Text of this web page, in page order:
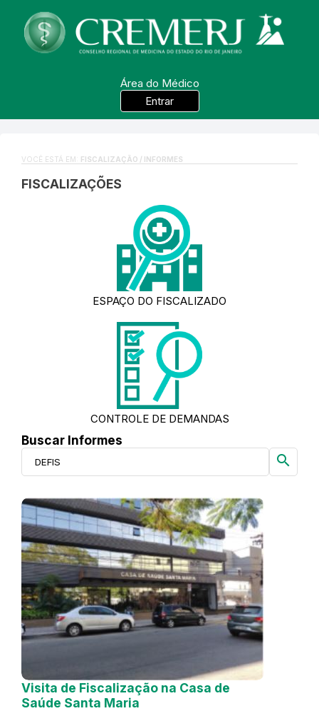
Área do Médico
Entrar
VOCÊ ESTÁ EM: FISCALIZAÇÃO / INFORMES
FISCALIZAÇÕES
ESPAÇO DO FISCALIZADO
CONTROLE DE DEMANDAS
Buscar Informes
search
Visita de Fiscalização na Casa de
Saúde Santa Maria